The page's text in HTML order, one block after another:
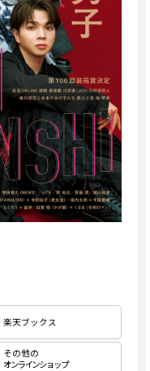
楽天ブックス
その他の
オンラインショップ